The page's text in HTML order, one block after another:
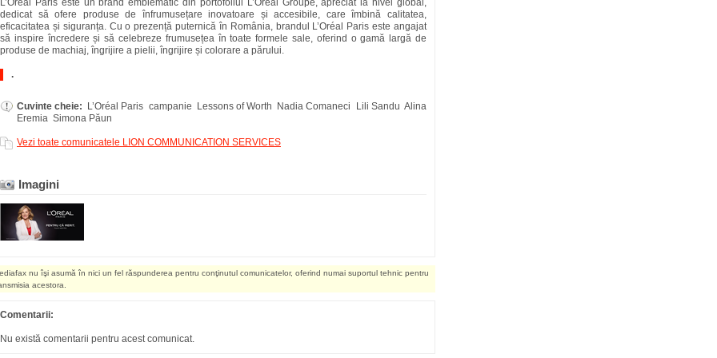
L’Oréal Paris este un brand emblematic din portofoliul L’Oréal Groupe, apreciat la nivel global,
dedicat să ofere produse de înfrumusețare inovatoare și accesibile, care îmbină calitatea,
eficacitatea și siguranța. Cu o prezență puternică în România, brandul L’Oréal Paris este angajat
să inspire încredere și să celebreze frumusețea în toate formele sale, oferind o gamă largă de
produse de machiaj, îngrijire a pielii, îngrijire și colorare a părului.
.
Cuvinte cheie:
L’Oréal Paris campanie Lessons of Worth Nadia Comaneci Lili Sandu Alina
Eremia Simona Păun
Vezi toate comunicatele LION COMMUNICATION SERVICES
Imagini
nu îşi asumă în nici un fel răspunderea pentru conţinutul comunicatelor, oferind numai suportul tehnic pentru
acestora.
Comentarii:
Nu există comentarii pentru acest comunicat.